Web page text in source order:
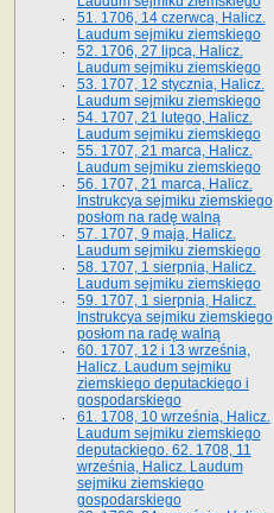
51. 1706, 14 czerwca, Halicz.
Laudum sejmiku ziemskiego
52. 1706, 27 lipca, Halicz.
Laudum sejmiku ziemskiego
53. 1707, 12 stycznia, Halicz.
Laudum sejmiku ziemskiego
54. 1707, 21 lutego, Halicz.
Laudum sejmiku ziemskiego
55. 1707, 21 marca, Halicz.
Laudum sejmiku ziemskiego
56. 1707, 21 marca, Halicz.
Instrukcya sejmiku ziemskiego
posłom na radę walną
57. 1707, 9 maja, Halicz.
Laudum sejmiku ziemskiego
58. 1707, 1 sierpnia, Halicz.
Laudum sejmiku ziemskiego
59. 1707, 1 sierpnia, Halicz.
Instrukcya sejmiku ziemskiego
posłom na radę walną
60. 1707, 12 i 13 września,
Halicz. Laudum sejmiku
ziemskiego deputackiego i
gospodarskiego
61. 1708, 10 września, Halicz.
Laudum sejmiku ziemskiego
deputackiego. 62. 1708, 11
września, Halicz. Laudum
sejmiku ziemskiego
gospodarskiego